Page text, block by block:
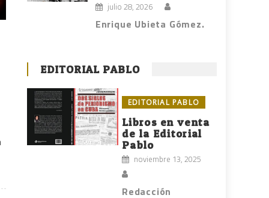
julio 28, 2026
Enrique Ubieta Gómez.
EDITORIAL PABLO
EDITORIAL PABLO
Libros en venta
de la Editorial
Pablo
noviembre 13, 2025
Redacción